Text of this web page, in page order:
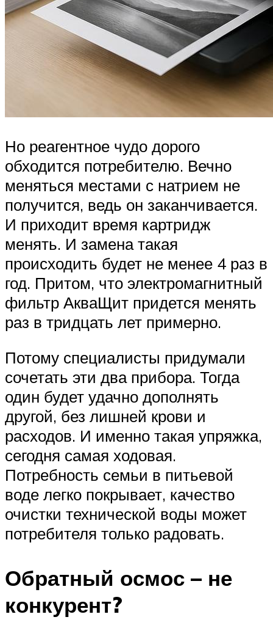
Но реагентное чудо дорого
обходится потребителю. Вечно
меняться местами с натрием не
получится, ведь он заканчивается.
И приходит время картридж
менять. И замена такая
происходить будет не менее 4 раз в
год. Притом, что электромагнитный
фильтр АкваЩит придется менять
раз в тридцать лет примерно.
Потому специалисты придумали
сочетать эти два прибора. Тогда
один будет удачно дополнять
другой, без лишней крови и
расходов. И именно такая упряжка,
сегодня самая ходовая.
Потребность семьи в питьевой
воде легко покрывает, качество
очистки технической воды может
потребителя только радовать.
Обратный осмос – не
конкурент?